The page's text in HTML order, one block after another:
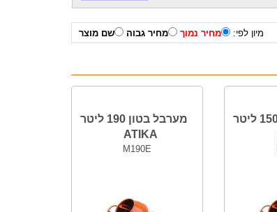
מיון לפי: מחיר נמוך מחיר גבוה שם מוצר
מערבל בטון 150 ליטר
מערבל בטון 190 ליטר
ATIKA
M190E